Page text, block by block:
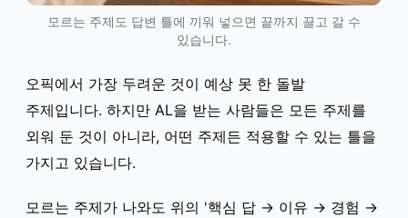
모르는 주제도 답변 틀에 끼워 넣으면 끝까지 끌고 갈 수
있습니다.
오픽에서 가장 두려운 것이 예상 못 한 돌발
주제입니다. 하지만 AL을 받는 사람들은 모든 주제를
외워 둔 것이 아니라, 어떤 주제든 적용할 수 있는 틀을
가지고 있습니다.
모르는 주제가 나와도 위의 '핵심 답 → 이유 → 경험 →